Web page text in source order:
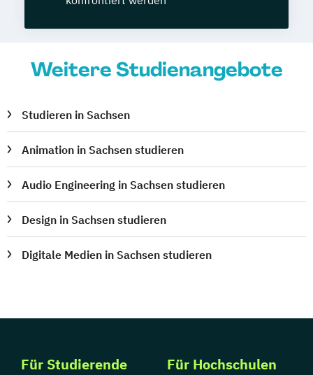
Weitere Studienangebote
Studieren in Sachsen
Animation in Sachsen studieren
Audio Engineering in Sachsen studieren
Design in Sachsen studieren
Digitale Medien in Sachsen studieren
Für Studierende Für Hochschulen